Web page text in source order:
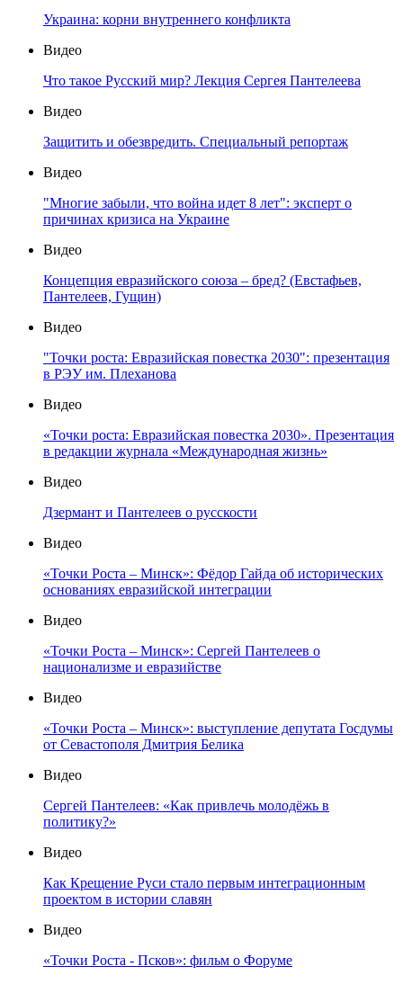
Украина: корни внутреннего конфликта
Видео
Что такое Русский мир? Лекция Сергея Пантелеева
Видео
Защитить и обезвредить. Специальный репортаж
Видео
"Многие забыли, что война идет 8 лет": эксперт о
причинах кризиса на Украине
Видео
Концепция евразийского союза – бред? (Евстафьев,
Пантелеев, Гущин)
Видео
"Точки роста: Евразийская повестка 2030": презентация
в РЭУ им. Плеханова
Видео
«Точки роста: Евразийская повестка 2030». Презентация
в редакции журнала «Международная жизнь»
Видео
Дзермант и Пантелеев о русскости
Видео
«Точки Роста – Минск»: Фёдор Гайда об исторических
основаниях евразийской интеграции
Видео
«Точки Роста – Минск»: Сергей Пантелеев о
национализме и евразийстве
Видео
«Точки Роста – Минск»: выступление депутата Госдумы
от Севастополя Дмитрия Белика
Видео
Сергей Пантелеев: «Как привлечь молодёжь в
политику?»
Видео
Как Крещение Руси стало первым интеграционным
проектом в истории славян
Видео
«Точки Роста - Псков»: фильм о Форуме